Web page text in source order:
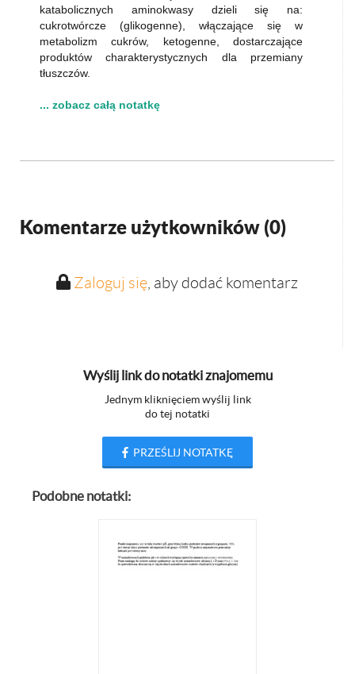
katabolicznych aminokwasy dzieli się na:
cukrotwórcze (glikogenne), włączające się w
metabolizm cukrów, ketogenne, dostarczające
produktów charakterystycznych dla przemiany
tłuszczów.
... zobacz całą notatkę
Komentarze użytkowników (0)
Zaloguj się, aby dodać komentarz
Wyślij link do notatki znajomemu
Jednym kliknięciem wyślij link
do tej notatki
PRZEŚLIJ NOTATKĘ
Podobne notatki: